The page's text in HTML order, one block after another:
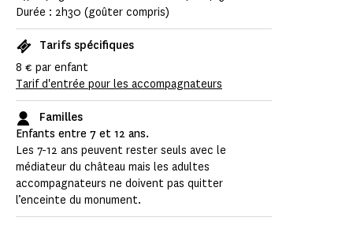
Durée : 2h30 (goûter compris)
Tarifs spécifiques
8 € par enfant
Tarif d'entrée pour les accompagnateurs
Familles
Enfants entre 7 et 12 ans.
Les 7-12 ans peuvent rester seuls avec le
médiateur du château mais les adultes
accompagnateurs ne doivent pas quitter
l’enceinte du monument.